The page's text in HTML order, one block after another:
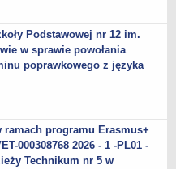
Podstawowej nr 12 im.
w sprawie powołania
poprawkowego z języka
programu Erasmus+
000308768 2026 - 1 -PL01 -
Technikum nr 5 w